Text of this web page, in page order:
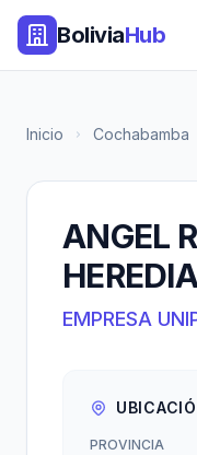
BoliviaHub
Inicio Cochabamba
ANGEL
EMPRESA
PROVINCIA